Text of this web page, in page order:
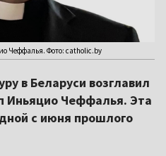
Чеффалья. Фото: catholic.by
в Беларуси возглавил
Иньяцио Чеффалья. Эта
с июня прошлого